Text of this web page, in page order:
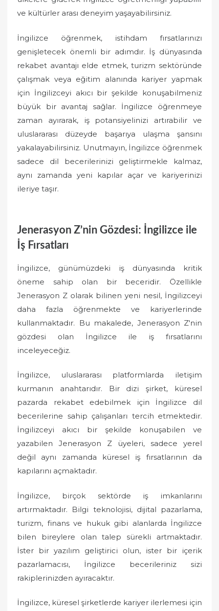
ve kültürler arası deneyim yaşayabilirsiniz.
İngilizce öğrenmek, istihdam fırsatlarınızı
genişletecek önemli bir adımdır. İş dünyasında
rekabet avantajı elde etmek, turizm sektöründe
çalışmak veya eğitim alanında kariyer yapmak
için İngilizceyi akıcı bir şekilde konuşabilmeniz
büyük bir avantaj sağlar. İngilizce öğrenmeye
zaman ayırarak, iş potansiyelinizi artırabilir ve
uluslararası düzeyde başarıya ulaşma şansını
yakalayabilirsiniz. Unutmayın, İngilizce öğrenmek
sadece dil becerilerinizi geliştirmekle kalmaz,
aynı zamanda yeni kapılar açar ve kariyerinizi
ileriye taşır.
Jenerasyon Z’nin Gözdesi: İngilizce ile
İş Fırsatları
İngilizce, günümüzdeki iş dünyasında kritik
öneme sahip olan bir beceridir. Özellikle
Jenerasyon Z olarak bilinen yeni nesil, İngilizceyi
daha fazla öğrenmekte ve kariyerlerinde
kullanmaktadır. Bu makalede, Jenerasyon Z'nin
gözdesi olan İngilizce ile iş fırsatlarını
inceleyeceğiz.
İngilizce, uluslararası platformlarda iletişim
kurmanın anahtarıdır. Bir dizi şirket, küresel
pazarda rekabet edebilmek için İngilizce dil
becerilerine sahip çalışanları tercih etmektedir.
İngilizceyi akıcı bir şekilde konuşabilen ve
yazabilen Jenerasyon Z üyeleri, sadece yerel
değil aynı zamanda küresel iş fırsatlarının da
kapılarını açmaktadır.
İngilizce, birçok sektörde iş imkanlarını
artırmaktadır. Bilgi teknolojisi, dijital pazarlama,
turizm, finans ve hukuk gibi alanlarda İngilizce
bilen bireylere olan talep sürekli artmaktadır.
İster bir yazılım geliştirici olun, ister bir içerik
pazarlamacısı, İngilizce becerileriniz sizi
rakiplerinizden ayıracaktır.
İngilizce, küresel şirketlerde kariyer ilerlemesi için